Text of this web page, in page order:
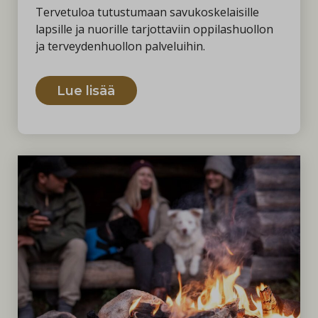
Tervetuloa tutustumaan savukoskelaisille
lapsille ja nuorille tarjottaviin oppilashuollon
ja terveydenhuollon palveluihin.
Lue lisää